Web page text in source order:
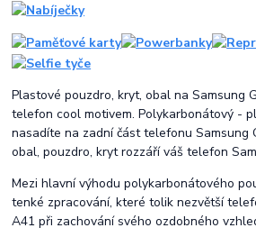
Plastové pouzdro, kryt, obal na Samsung
telefon cool motivem. Polykarbonátový -
nasadíte na zadní část telefonu Samsung
obal, pouzdro, kryt rozzáří váš telefon
Mezi hlavní výhodu polykarbonátového
tenké zpracování, které tolik nezvětší
A41 při zachování svého ozdobného